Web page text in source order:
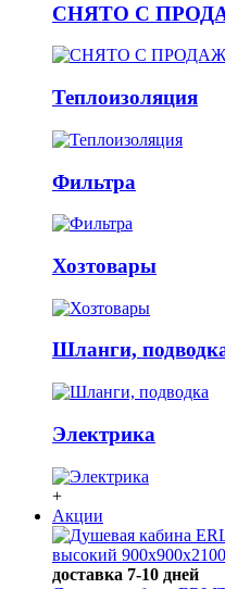
СНЯТО С
Теплоизоляция
Фильтра
Хозтовары
Шланги,
Электрика
+
Акции
доставка 7-10 дней